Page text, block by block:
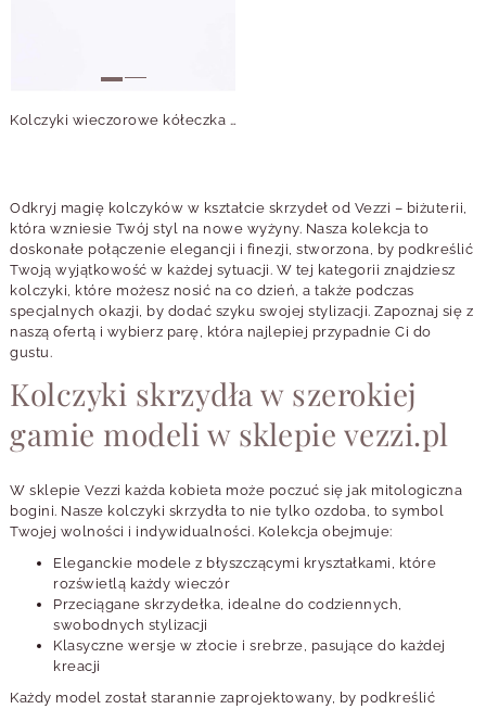
Kolczyki wieczorowe kółeczka z kryształkami B213238S00
Odkryj magię kolczyków w kształcie skrzydeł od Vezzi – biżuterii,
która wzniesie Twój styl na nowe wyżyny. Nasza kolekcja to
doskonałe połączenie elegancji i finezji, stworzona, by podkreślić
Twoją wyjątkowość w każdej sytuacji. W tej kategorii znajdziesz
kolczyki, które możesz nosić na co dzień, a także podczas
specjalnych okazji, by dodać szyku swojej stylizacji. Zapoznaj się z
naszą ofertą i wybierz parę, która najlepiej przypadnie Ci do
gustu.
Kolczyki skrzydła w szerokiej
gamie modeli w sklepie vezzi.pl
W sklepie Vezzi każda kobieta może poczuć się jak mitologiczna
bogini. Nasze kolczyki skrzydła to nie tylko ozdoba, to symbol
Twojej wolności i indywidualności. Kolekcja obejmuje:
Eleganckie modele z błyszczącymi kryształkami, które
rozświetlą każdy wieczór
Przeciągane skrzydełka, idealne do codziennych,
swobodnych stylizacji
Klasyczne wersje w złocie i srebrze, pasujące do każdej
kreacji
Każdy model został starannie zaprojektowany, by podkreślić